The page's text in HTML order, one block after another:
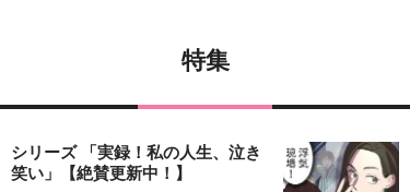
特集
シリーズ 「実録！私の人生、泣き
笑い」【絶賛更新中！】